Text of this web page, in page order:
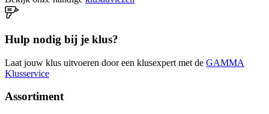
Hulp nodig bij je klus?
Laat jouw klus uitvoeren door een klusexpert met de GAMMA
Klusservice
Assortiment